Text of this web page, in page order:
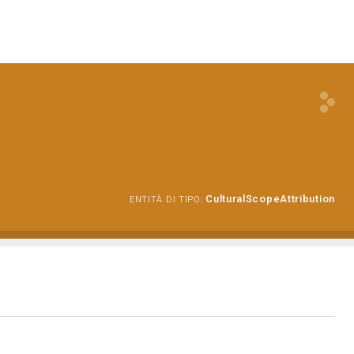
ENTITÀ DI TIPO: CulturalScopeAttribution